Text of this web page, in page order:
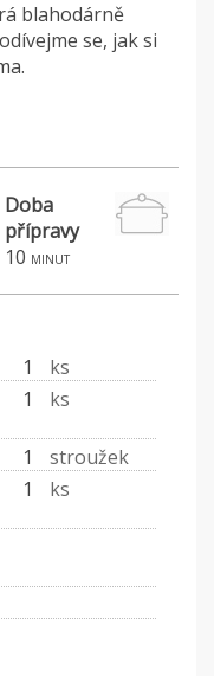
blahodárně
se, jak si
Doba
přípravy
10 minut
1
ks
1
ks
1
stroužek
1
ks